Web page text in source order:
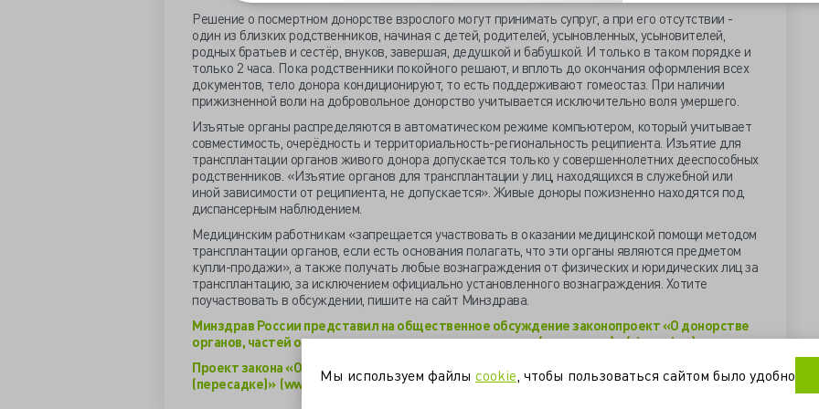
Решение о посмертном донорстве взрослого могут принимать супруг, а при его отсутствии -
один из близких родственников, начиная с детей, родителей, усыновленных, усыновителей,
родных братьев и сестёр, внуков, завершая, дедушкой и бабушкой. И только в таком порядке и
только 2 часа. Пока родственники покойного решают, и вплоть до окончания оформления всех
документов, тело донора кондиционируют, то есть поддерживают гомеостаз. При наличии
прижизненной воли на добровольное донорство учитывается исключительно воля умершего.
Изъятые органы распределяются в автоматическом режиме компьютером, который учитывает
совместимость, очерёдность и территориальность-региональность реципиента. Изъятие для
трансплантации органов живого донора допускается только у совершеннолетних дееспособных
родственников. «Изъятие органов для трансплантации у лиц, находящихся в служебной или
иной зависимости от реципиента, не допускается». Живые доноры пожизненно находятся под
диспансерным наблюдением.
Медицинским работникам «запрещается участвовать в оказании медицинской помощи методом
трансплантации органов, если есть основания полагать, что эти органы являются предметом
купли-продажи», а также получать любые вознаграждения от физических и юридических лиц за
трансплантацию, за исключением официально установленного вознаграждения. Хотите
поучаствовать в обсуждении, пишите на сайт Минздрава.
Минздрав России представил на общественное обсуждение законопроект «О донорстве
органов, частей органов человека и их трансплантации (пересадке)» (ria-ami.ru)
Проект закона «О донорстве органов, частей органов человека и их трансплантации
(пересадке)» (www.rosminzdrav.ru)
Мы используем файлы cookie , чтобы пользоваться сайтом было удобно